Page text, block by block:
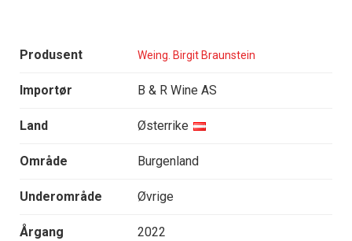
Produsent Weing. Birgit Braunstein
Importør B & R Wine AS
Land Østerrike
Område Burgenland
Underområde Øvrige
Årgang 2022